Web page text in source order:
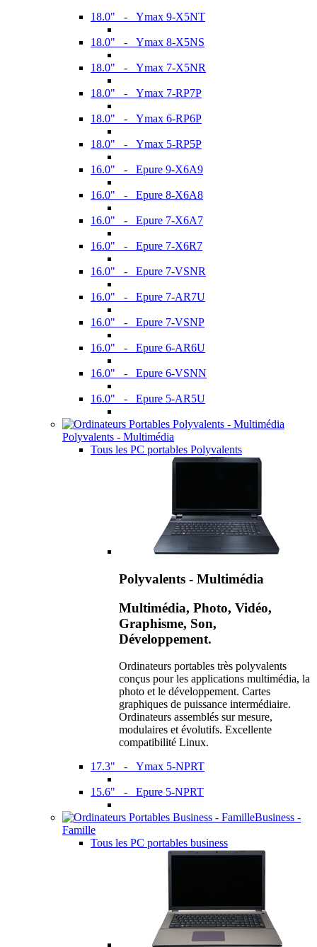
18.0" - Ymax 9-X5NT
18.0" - Ymax 8-X5NS
18.0" - Ymax 7-X5NR
18.0" - Ymax 7-RP7P
18.0" - Ymax 6-RP6P
18.0" - Ymax 5-RP5P
16.0" - Epure 9-X6A9
16.0" - Epure 8-X6A8
16.0" - Epure 7-X6A7
16.0" - Epure 7-X6R7
16.0" - Epure 7-VSNR
16.0" - Epure 7-AR7U
16.0" - Epure 7-VSNP
16.0" - Epure 6-AR6U
16.0" - Epure 6-VSNN
16.0" - Epure 5-AR5U
Polyvalents - Multimédia
Tous les PC portables Polyvalents
Polyvalents - Multimédia
Multimédia, Photo, Vidéo,
Graphisme, Son,
Développement.
Ordinateurs portables très polyvalents
conçus pour les applications multimédia, la
photo et le développement. Cartes
graphiques de puissance intermédiaire.
Ordinateurs assemblés sur mesure,
modulaires et évolutifs. Excellente
compatibilité Linux.
17.3" - Ymax 5-NPRT
15.6" - Epure 5-NPRT
Business -
Famille
Tous les PC portables business